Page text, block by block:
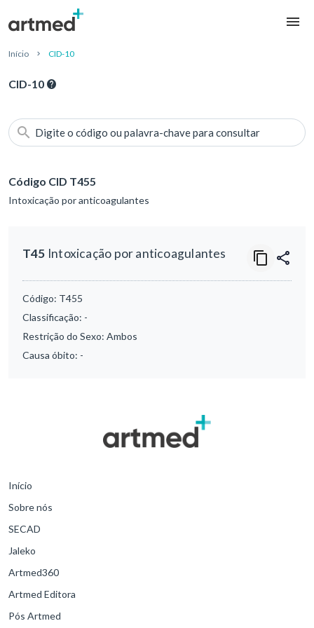
Início CID-10
CID-10
Digite o código ou palavra-chave para consultar
Código CID T455
Intoxicação por anticoagulantes
T45 Intoxicação por anticoagulantes
Código: T455
Classificação: -
Restrição do Sexo: Ambos
Causa óbito: -
Início
Sobre nós
SECAD
Jaleko
Artmed360
Artmed Editora
Pós Artmed